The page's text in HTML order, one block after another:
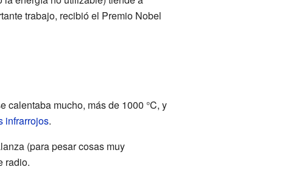
trabajo, recibió el Premio Nobel
calentaba mucho, más de 1000 °C, y
infrarrojos.
(para pesar cosas muy
radio.